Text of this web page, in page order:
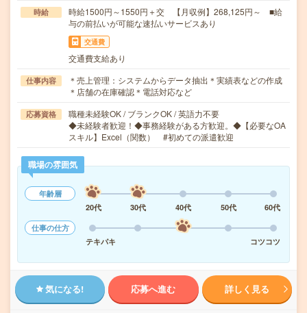
時給
時給1500円～1550円＋交 【月収例】268,125円～ ■給
与の前払いが可能な速払いサービスあり
交通費
交通費支給あり
仕事内容
＊売上管理：システムからデータ抽出＊実績表などの作成
＊店舗の在庫確認＊電話対応など
応募資格
職種未経験OK / ブランクOK / 英語力不要
◆未経験者歓迎！◆事務経験がある方歓迎。◆【必要なOA
スキル】Excel（関数） #初めての派遣歓迎
職場の雰囲気
年齢層
20代
30代 40代 50代
60代
仕事の仕方
テキパキ
コツコツ
気になる! 応募へ進む 詳しく見る